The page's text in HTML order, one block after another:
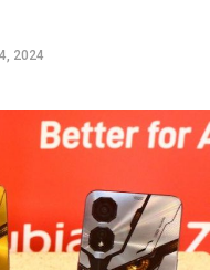
2024